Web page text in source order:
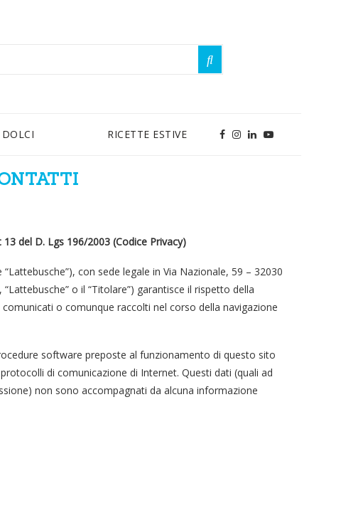
DOLCI RICETTE ESTIVE
del D. Lgs 196/2003 (Codice Privacy)
con sede legale in Via Nazionale, 59 – 32030
o il “Titolare”) garantisce il rispetto della
o comunque raccolti nel corso della navigazione
software preposte al funzionamento di questo sito
di comunicazione di Internet. Questi dati (quali ad
non sono accompagnati da alcuna informazione